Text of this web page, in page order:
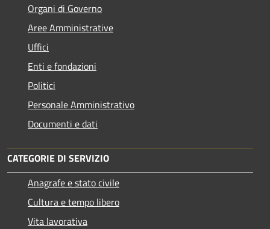
Organi di Governo
Aree Amministrative
Uffici
Enti e fondazioni
Politici
Personale Amministrativo
Documenti e dati
CATEGORIE DI SERVIZIO
Anagrafe e stato civile
Cultura e tempo libero
Vita lavorativa